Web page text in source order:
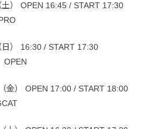
） OPEN 16:45 / START 17:30
） 16:30 / START 17:30
OPEN
金） OPEN 17:00 / START 18:00